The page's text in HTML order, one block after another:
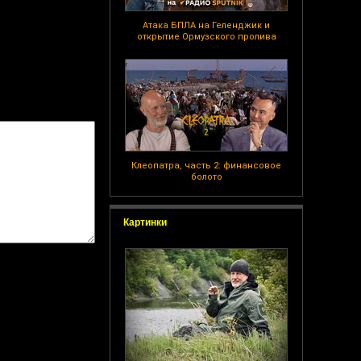
Атака БПЛА на Геленджик и
открытие Ормузского пролива
Клеопатра, часть 2: финансовое
болото
Картинки